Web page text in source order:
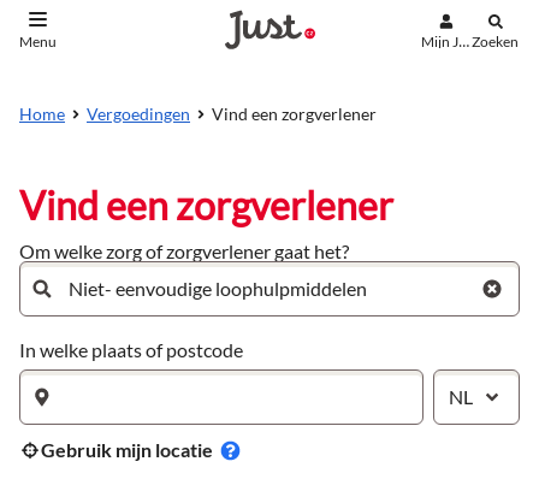
de inhoud
Menu Mijn JustZoeken
Home Vergoedingen Vind een zorgverlener
Vind een zorgverlener
Om welke zorg of zorgverlener gaat het?
In welke plaats of postcode
NL
Gebruik mijn locatie